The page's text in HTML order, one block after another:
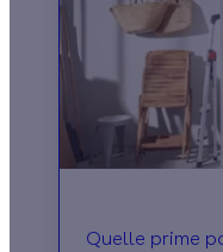
Quelle prime